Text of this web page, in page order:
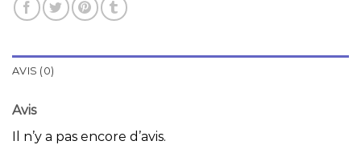
AVIS (0)
Avis
Il n’y a pas encore d’avis.